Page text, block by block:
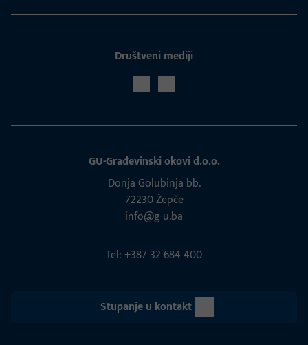
Društveni mediji
GU-Građevinski okovi d.o.o.
Donja Golubinja bb.
72230 Žepče
info@g-u.ba
Tel: +387 32 684 400
Stupanje u kontakt